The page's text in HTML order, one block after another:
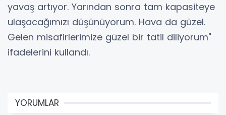
yavaş artıyor. Yarından sonra tam kapasiteye
ulaşacağımızı düşünüyorum. Hava da güzel.
Gelen misafirlerimize güzel bir tatil diliyorum"
ifadelerini kullandı.
YORUMLAR